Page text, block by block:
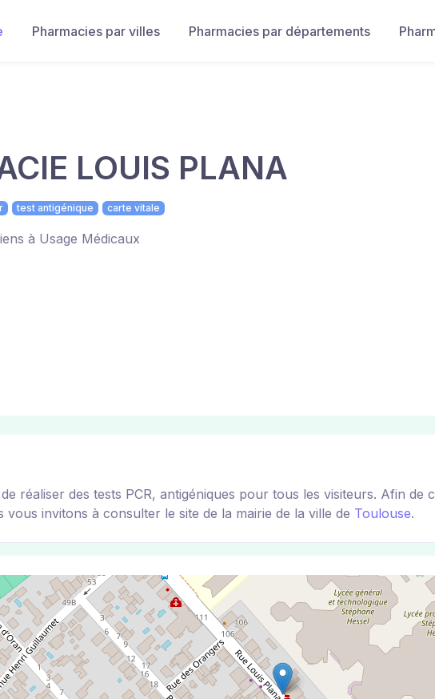
Pharmacies par villes Pharmacies par départements
LOUIS PLANA
test antigénique carte vitale
à Usage Médicaux
réaliser des tests PCR, antigéniques pour tous les visiteurs. Afin de
invitons à consulter le site de la mairie de la ville de Toulouse.